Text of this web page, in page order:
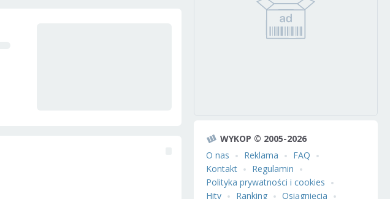
WYKOP © 2005-2026
O nas
Reklama
FAQ
Kontakt
Regulamin
Polityka prywatności i cookies
Hity
Ranking
Osiągnięcia